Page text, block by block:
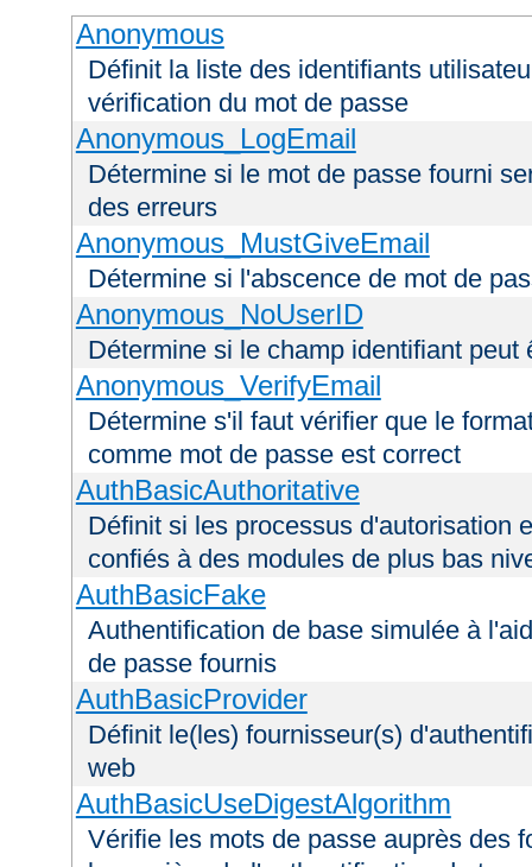
Anonymous
Définit la liste des identifiants
vérification du mot de passe
Anonymous_LogEmail
Détermine si le mot de passe fourni
des erreurs
Anonymous_MustGiveEmail
Détermine si l'abscence de mot de
Anonymous_NoUserID
Détermine si le champ identifiant peut
Anonymous_VerifyEmail
Détermine s'il faut vérifier que le
comme mot de passe est correct
AuthBasicAuthoritative
Définit si les processus d'autorisation
confiés à des modules de plus bas
AuthBasicFake
Authentification de base simulée à
de passe fournis
AuthBasicProvider
Définit le(les) fournisseur(s)
web
AuthBasicUseDigestAlgorithm
Vérifie les mots de passe auprès des